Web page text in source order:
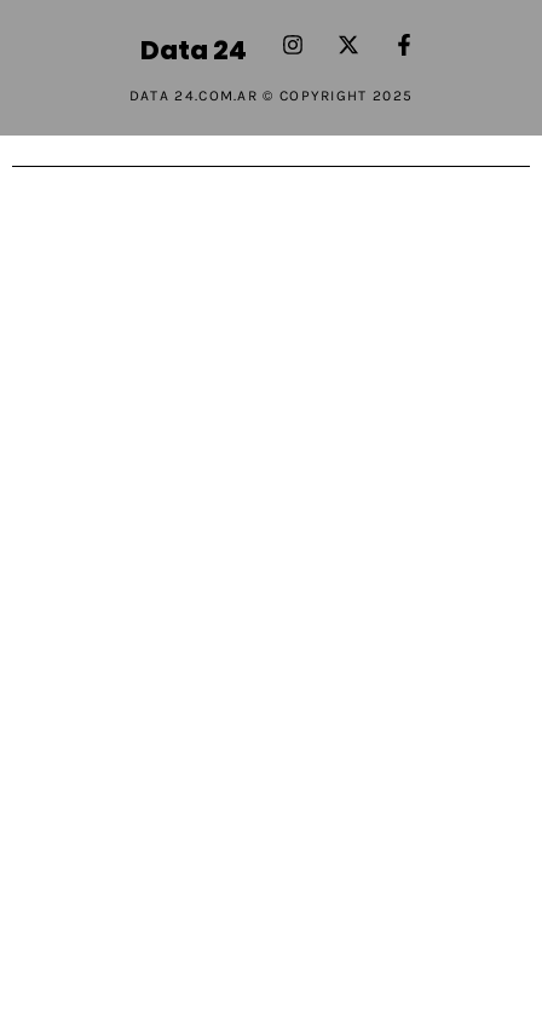
Data 24
DATA 24.COM.AR © COPYRIGHT 2025